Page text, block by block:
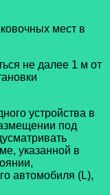
мест в
не далее 1 м от
устройства в
под
указанной в
автомобиля (L),